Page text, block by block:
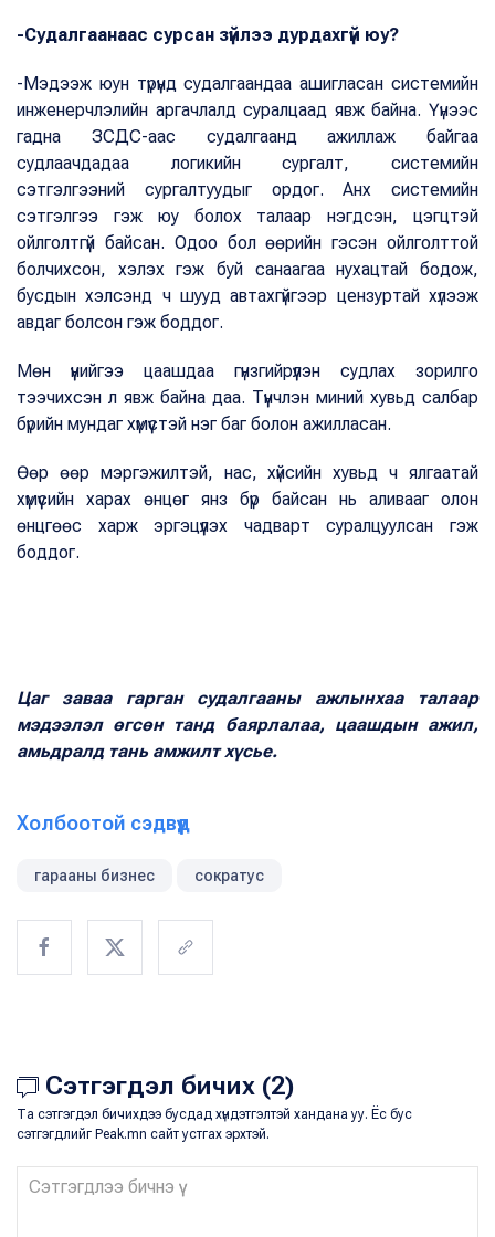
-Судалгаанаас сурсан зүйлээ дурдахгүй юу?
-Мэдээж юун түрүүнд судалгаандаа ашигласан системийн
инженерчлэлийн аргачлалд суралцаад явж байна. Үүнээс
гадна ЗСДС-аас судалгаанд ажиллаж байгаа
судлаачдадаа логикийн сургалт, системийн
сэтгэлгээний сургалтуудыг ордог. Анх системийн
сэтгэлгээ гэж юу болох талаар нэгдсэн, цэгцтэй
ойлголтгүй байсан. Одоо бол өөрийн гэсэн ойлголттой
болчихсон, хэлэх гэж буй санаагаа нухацтай бодож,
бусдын хэлсэнд ч шууд автахгүйгээр цензуртай хүлээж
авдаг болсон гэж боддог.
Мөн үүнийгээ цаашдаа гүнзгийрүүлэн судлах зорилго
тээчихсэн л явж байна даа. Түүнчлэн миний хувьд салбар
бүрийн мундаг хүмүүстэй нэг баг болон ажилласан.
Өөр өөр мэргэжилтэй, нас, хүйсийн хувьд ч ялгаатай
хүмүүсийн харах өнцөг янз бүр байсан нь аливааг олон
өнцгөөс харж эргэцүүлэх чадварт суралцуулсан гэж
боддог.
Цаг заваа гарган судалгааны ажлынхаа талаар
мэдээлэл өгсөн танд баярлалаа, цаашдын ажил,
амьдралд тань амжилт хүсье.
Холбоотой сэдвүүд
гарааны бизнес сократус
Сэтгэгдэл бичих (2)
Та сэтгэгдэл бичихдээ бусдад хүндэтгэлтэй хандана уу. Ёс бус
сэтгэгдлийг Peak.mn сайт устгах эрхтэй.